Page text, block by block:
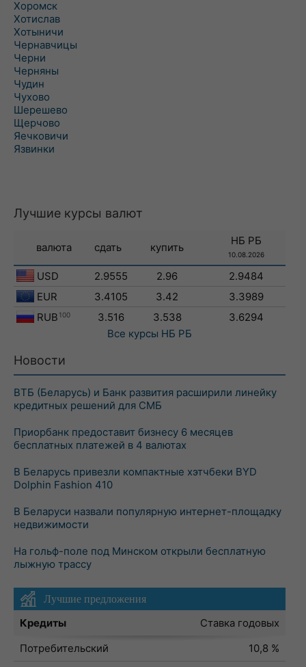
Хоромск
Хотислав
Хотыничи
Чернавчицы
Черни
Черняны
Чудин
Чухово
Шерешево
Щерчово
Яечковичи
Язвинки
Лучшие курсы валют
валюта сдать купить
НБ РБ
10.08.2026
USD 2.9555 2.96
2.9484
EUR
3.4105 3.42
3.3989
RUB 100 3.516 3.538
3.6294
Все курсы НБ РБ
Новости
ВТБ (Беларусь) и Банк развития расширили линейку
кредитных решений для СМБ
Приорбанк предоставит бизнесу 6 месяцев
бесплатных платежей в 4 валютах
В Беларусь привезли компактные хэтчбеки BYD
Dolphin Fashion 410
В Беларуси назвали популярную интернет-площадку
недвижимости
На гольф-поле под Минском открыли бесплатную
лыжную трассу
Лучшие предложения
Кредиты
Ставка годовых
Потребительский
10,8 %